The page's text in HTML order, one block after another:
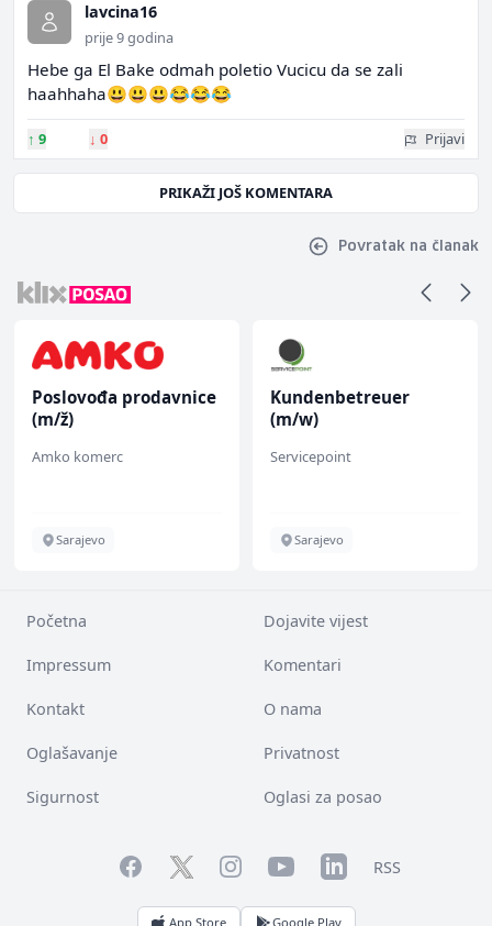
lavcina16
prije 9 godina
Hebe ga El Bake odmah poletio Vucicu da se zali
haahhaha😃😃😃😂😂😂
↑ 9 ↓ 0 Prijavi
PRIKAŽI JOŠ KOMENTARA
Povratak na članak
Poslovođa prodavnice
(m/ž)
Amko komerc
Sarajevo
Kundenbetreuer
(m/w)
Servicepoint
Sarajevo
Početna Dojavite vijest
Impressum Komentari
Kontakt O nama
Oglašavanje Privatnost
Sigurnost Oglasi za posao
FacebookTwitterInstagramYouTubeLinkedInRSS
App Store Google Play